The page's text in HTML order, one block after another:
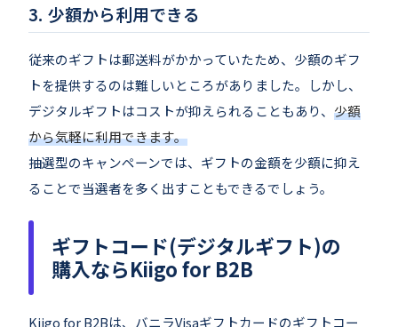
少額から利用できる
従来のギフトは郵送料がかかっていたため、少額のギフ
トを提供するのは難しいところがありました。しかし、
デジタルギフトはコストが抑えられることもあり、 少額
から気軽に利用できます。
抽選型のキャンペーンでは、ギフトの金額を少額に抑え
ることで当選者を多く出すこともできるでしょう。
ギフトコード(デジタルギフト)の
購入ならKiigo for B2B
Kiigo for B2Bは、バニラVisaギフトカードのギフトコー